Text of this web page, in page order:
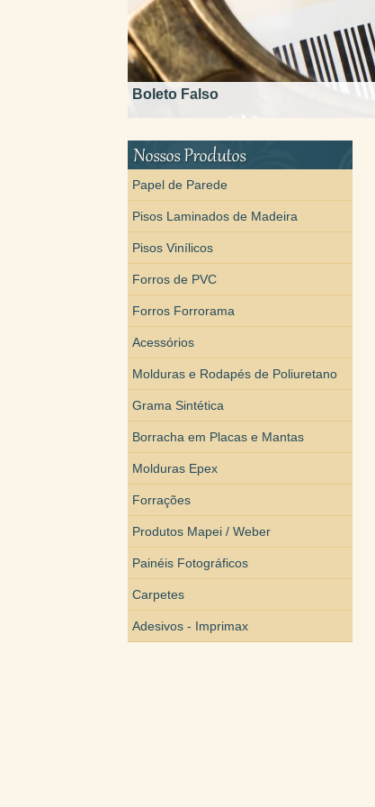
Boleto Falso
Papel de Parede
Pisos Laminados de Madeira
Pisos Vinílicos
Forros de PVC
Forros Forrorama
Acessórios
Molduras e Rodapés de Poliuretano
Grama Sintética
Borracha em Placas e Mantas
Molduras Epex
Forrações
Produtos Mapei / Weber
Painéis Fotográficos
Carpetes
Adesivos - Imprimax